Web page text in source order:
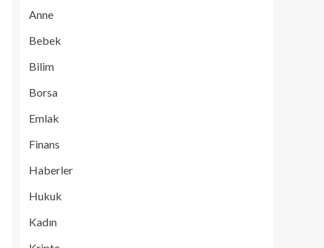
Anne
Bebek
Bilim
Borsa
Emlak
Finans
Haberler
Hukuk
Kadın